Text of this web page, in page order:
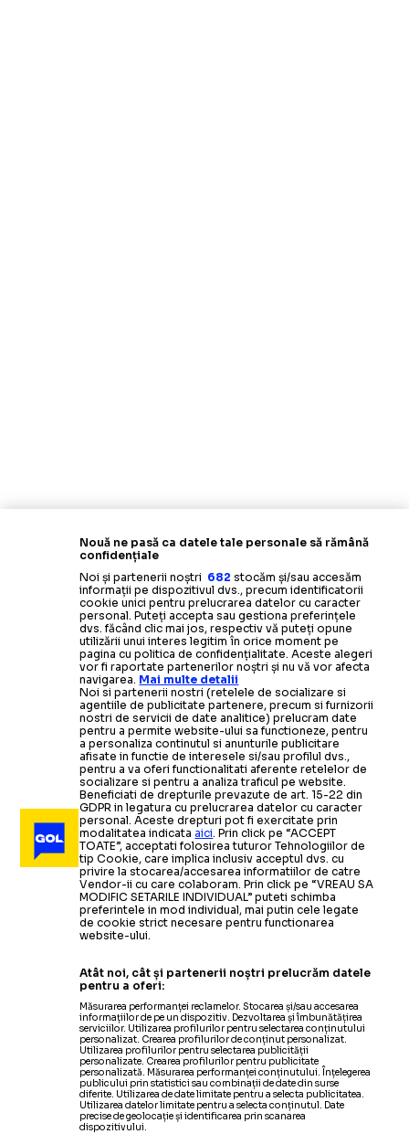
Nouă ne pasă ca datele tale personale să rămână
confidențiale
Noi și partenerii noștri 682 stocăm și/sau accesăm
informații pe dispozitivul dvs., precum identificatorii
cookie unici pentru prelucrarea datelor cu caracter
personal. Puteți accepta sau gestiona preferințele
dvs. făcând clic mai jos, respectiv vă puteți opune
utilizării unui interes legitim în orice moment pe
pagina cu politica de confidențialitate. Aceste alegeri
vor fi raportate partenerilor noștri și nu vă vor afecta
navigarea. Mai multe detalii
Noi si partenerii nostri (retelele de socializare si
agentiile de publicitate partenere, precum si furnizorii
nostri de servicii de date analitice) prelucram date
pentru a permite website-ului sa functioneze, pentru
a personaliza continutul si anunturile publicitare
afisate in functie de interesele si/sau profilul dvs.,
pentru a va oferi functionalitati aferente retelelor de
socializare si pentru a analiza traficul pe website.
Beneficiati de drepturile prevazute de art. 15-22 din
GDPR in legatura cu prelucrarea datelor cu caracter
personal. Aceste drepturi pot fi exercitate prin
modalitatea indicataaici. Prin click pe “ACCEPT
TOATE”, acceptati folosirea tuturor Tehnologiilor de
tip Cookie, care implica inclusiv acceptul dvs. cu
privire la stocarea/accesarea informatiilor de catre
Vendor-ii cu care colaboram. Prin click pe “VREAU SA
MODIFIC SETARILE INDIVIDUAL” puteti schimba
preferintele in mod individual, mai putin cele legate
de cookie strict necesare pentru functionarea
website-ului.
Atât noi, cât și partenerii noștri prelucrăm datele
pentru a oferi:
Măsurarea performanței reclamelor. Stocarea și/sau accesarea
informațiilor de pe un dispozitiv. Dezvoltarea și îmbunătățirea
serviciilor. Utilizarea profilurilor pentru selectarea conținutului
personalizat. Crearea profilurilor de conținut personalizat.
Utilizarea profilurilor pentru selectarea publicității
personalizate. Crearea profilurilor pentru publicitate
personalizată. Măsurarea performanței conținutului. Înțelegerea
publicului prin statistici sau combinații de date din surse
diferite. Utilizarea de date limitate pentru a selecta publicitatea.
Utilizarea datelor limitate pentru a selecta conținutul. Date
precise de geolocație și identificarea prin scanarea
dispozitivului.